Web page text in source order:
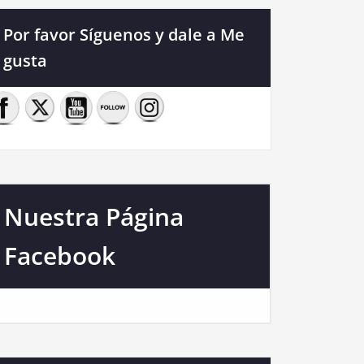
Por favor Síguenos y dale a Me
gusta
Nuestra Página
Facebook